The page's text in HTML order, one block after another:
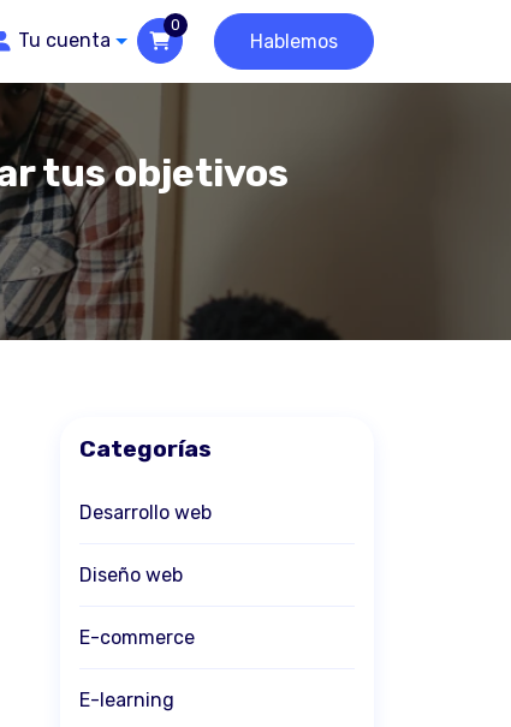
Tu cuenta
0
Hablemos
tus objetivos
Categorías
Desarrollo web
Diseño web
E-commerce
E-learning